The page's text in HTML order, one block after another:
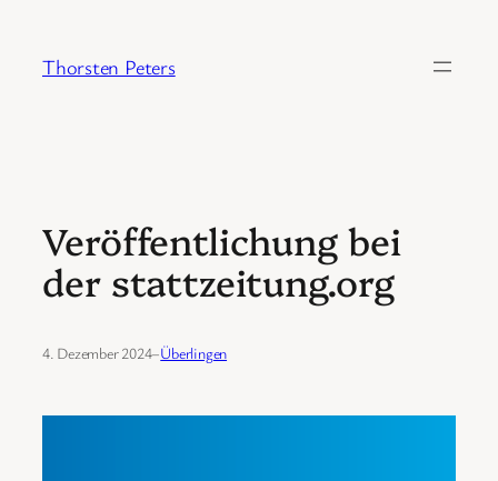
springen
Thorsten Peters
Veröffentlichung bei
der stattzeitung.org
4. Dezember 2024–Überlingen